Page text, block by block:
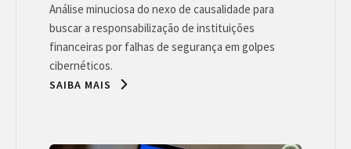
Análise minuciosa do nexo de causalidade para
buscar a responsabilização de instituições
financeiras por falhas de segurança em golpes
cibernéticos.
SAIBA MAIS